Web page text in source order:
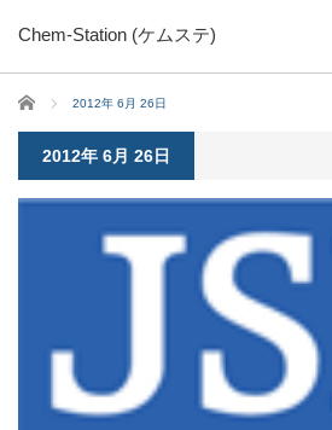
Chem-Station (ケムステ)
ホーム 2012年 6月 26日
2012年 6月 26日